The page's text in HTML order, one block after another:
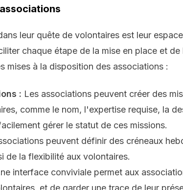
leur quête de volontaires est leur
chaque étape de la mise en place et de
mises à la disposition des associations :
: Les associations peuvent créer des
comme le nom, l'expertise requise, la
gérer le statut de ces missions.
peuvent définir des créneaux
de la flexibilité aux volontaires.
interface conviviale permet aux
et de garder une trace de leur